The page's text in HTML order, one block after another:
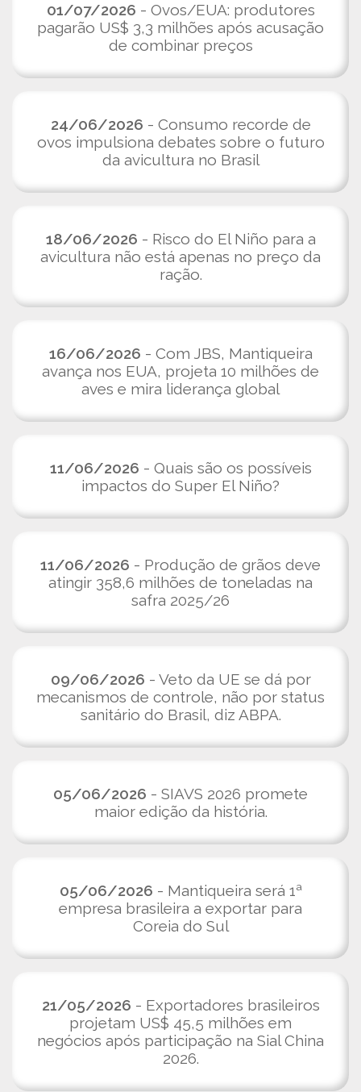
01/07/2026 - Ovos/EUA: produtores
pagarão US$ 3,3 milhões após acusação
de combinar preços
24/06/2026 - Consumo recorde de
ovos impulsiona debates sobre o futuro
da avicultura no Brasil
18/06/2026 - Risco do El Niño para a
avicultura não está apenas no preço da
ração.
16/06/2026 - Com JBS, Mantiqueira
avança nos EUA, projeta 10 milhões de
aves e mira liderança global
11/06/2026 - Quais são os possíveis
impactos do Super El Niño?
11/06/2026 - Produção de grãos deve
atingir 358,6 milhões de toneladas na
safra 2025/26
09/06/2026 - Veto da UE se dá por
mecanismos de controle, não por status
sanitário do Brasil, diz ABPA.
05/06/2026 - SIAVS 2026 promete
maior edição da história.
05/06/2026 - Mantiqueira será 1ª
empresa brasileira a exportar para
Coreia do Sul
21/05/2026 - Exportadores brasileiros
projetam US$ 45,5 milhões em
negócios após participação na Sial China
2026.